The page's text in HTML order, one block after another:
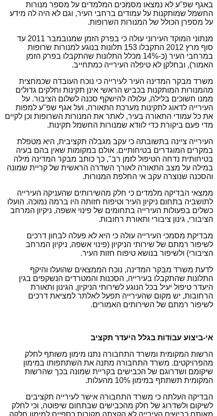
באגף שפ"ע לא נמצאו מסמכים המלמדים על מספר מנורות
החשמל שמותקנות על עמודים ברחבי העיר, וגם לא היה לה מידע
על מספרן הכולל של המנורות השרופות.
מנתוני המוקד העירוני עולה כי בפרק הזמן שמנובמבר 2011 עד
סוף מרץ 2012 התקבלו 153 תלונות בנוגע למנורות שרופות
במרחבי העיר (כ-14% מכלל התלונות שהתקבלו בפרק הזמן
האמור), ובחלקן לא טיפלה העירייה כמתחייב.
משרד מבקר המדינה העיר לעירייה כי נוכח העובדה שכמחצית
מהמנורות המותקנות בכביש הראשי אינן תקינות וחלקים גדולים
ממנו חשוכים בלילה, עלולה להישקף סכנה לשלום הציבור. על
העירייה לדאוג לתקינות מערכת התאורה, ועל אגף שפ"ע למפות
את כל עמודי התאורה בעיר, לאתר את המנורות השרופות וכן לקיים
מדי פעם ביקורת כדי לוודא שמנורות החשמל תקינות.
העירייה ציינה בתשובתה כי עקב מגבלה תקציבית, היא מטפלת
במקרים המוגדרים בטיחותיים. אולם במקומות שאין בהם בעיה
בטיחותית נדחה הטיפול לזמן רב", כך כותב מבקר המדינה מילה
במילה על מצב התאורה לאורך השדרה הראשית של קריית שמונה
והסכנה שנוצרה עקב אי החלפת המנורות.
ממצאי הבדיקה מלמדים כי חלק מהשירותים שהעניקה העירייה
לתושביה בתחום ניקיון העיר וטיפוח חזותה היו ברמה נמוכה. הועלו
כשלים בפעולות העירייה בתחומים של פינוי אשפה, ניקיון המרחב
הציבורי, גינון ציבורי ותאורת רחובות.
מבדיקת מסמכי העירייה עולה כי היא לא פעלה לבחון דרכים
לשיפור רמתם של שירותי הניקיון (פינוי אשפה, ניקיון המרחב
הציבורי) ולשיפור בנושא טיפוח חזות העיר.
לדעת משרד מבקר המדינה, נוכח הממצאים שהועלו והיקף
התלונות שהתקבלו בעירייה, הסכנות והמטרדים הנשקפים בגין
היעדר טיפול יעיל בכל הנוגע לשירותי הניקיון, הגינון ותאורת
הרחובות, יש מקום שהעירייה תפעל לאלתר למציאת דרכים
לשיפור רמתם של השירותים האמורים.
אי-ביצוע עבודות בגלל היעדר תקציב
הרשות המקומית ומשרד התחבורה נתנו מימון משותף לחלק
מהפרויקטים. משרד התחבורה מתנה את השתתפותו במימון
שיקומם ושדרוגם של הכבישים בקריית שמונה בכך שהרשות
המקומית תשתתף במימון 10% מהעלות.
הבדיקה העלתה כי משרד התחבורה אישר לעירייה תקציבים
לשיקום ולשדרוג של חלק מהכבישים שבתחום שיפוטה, וכי לחלק